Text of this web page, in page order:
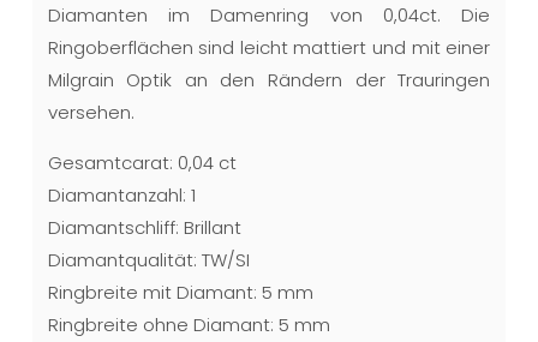
Diamanten im Damenring von 0,04ct. Die
Ringoberflächen sind leicht mattiert und mit einer
Milgrain Optik an den Rändern der Trauringen
versehen.
Gesamtcarat: 0,04 ct
Diamantanzahl: 1
Diamantschliff: Brillant
Diamantqualität: TW/SI
Ringbreite mit Diamant: 5 mm
Ringbreite ohne Diamant: 5 mm